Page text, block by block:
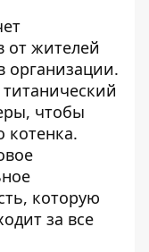
от жителей
организации.
чтобы
котенка.
которую
за все